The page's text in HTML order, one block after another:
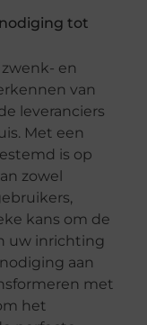
tot
en
van
leveranciers
Met een
is op
zowel
kans om de
uw inrichting
aan
met
het